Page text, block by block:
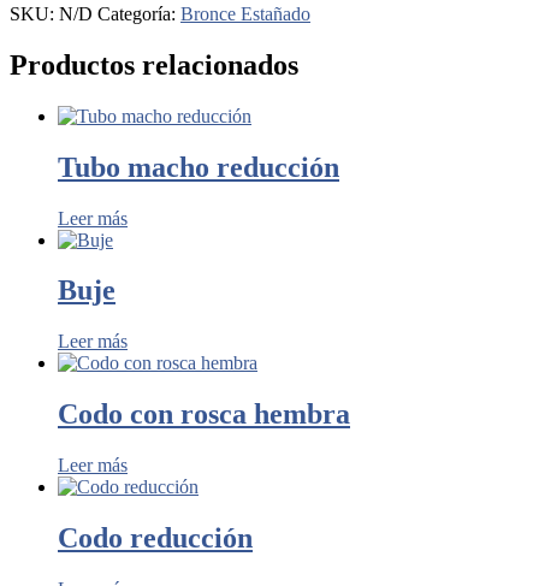
SKU: N/D Categoría: Bronce Estañado
Productos relacionados
Tubo macho reducción
Leer más
Buje
Leer más
Codo con rosca hembra
Leer más
Codo reducción